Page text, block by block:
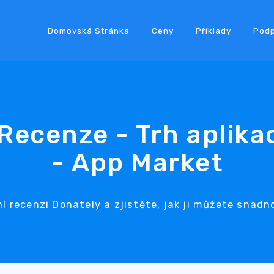
Domovská Stránka Ceny Příklady
- Trh
- App Market
recenzi Donately a zjistěte, jak ji můžete